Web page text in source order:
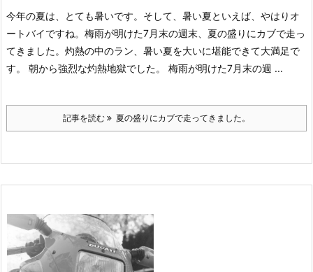
今年の夏は、とても暑いです。そして、暑い夏といえば、やはりオ
ートバイですね。梅雨が明けた7月末の週末、夏の盛りにカブで走っ
てきました。灼熱の中のラン、暑い夏を大いに堪能できて大満足で
す。 朝から強烈な灼熱地獄でした。 梅雨が明けた7月末の週 ...
記事を読む 夏の盛りにカブで走ってきました。